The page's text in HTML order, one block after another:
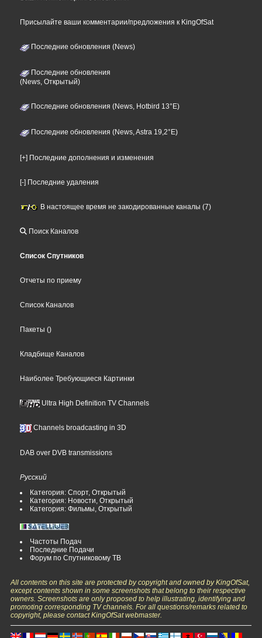
Присылайте ваши комментарии/предложения к KingOfSat
Последние обновления (News)
Последние обновления
(News, Открытый)
Последние обновления (News, Hotbird 13°E)
Последние обновления (News, Astra 19,2°E)
[+] Последние дополнения и изменения
[-] Последние удаления
В настоящее время не закодированные каналы (7)
Поиск Каналов
Список Спутников
Отчеты по приему
Список Каналов
Пакеты ()
Кладбище Каналов
Наиболее Требующиеся Картинки
Ultra High Definition TV Channels
Channels broadcasting in 3D
DAB over DVB transmissions
Русский
Категория: Спорт, Открытый
Категория: Новости, Открытый
Категория: Фильмы, Открытый
Частоты Подач
Последние Подачи
Форум по Спутниковому ТВ
All contents on this site are protected by copyright and owned by KingOfSat,
except contents shown in some screenshots that belong to their respective
owners. Screenshots are only proposed to help illustrating, identifying and
promoting corresponding TV channels. For all questions/remarks related to
copyright, please contact KingOfSat webmaster.